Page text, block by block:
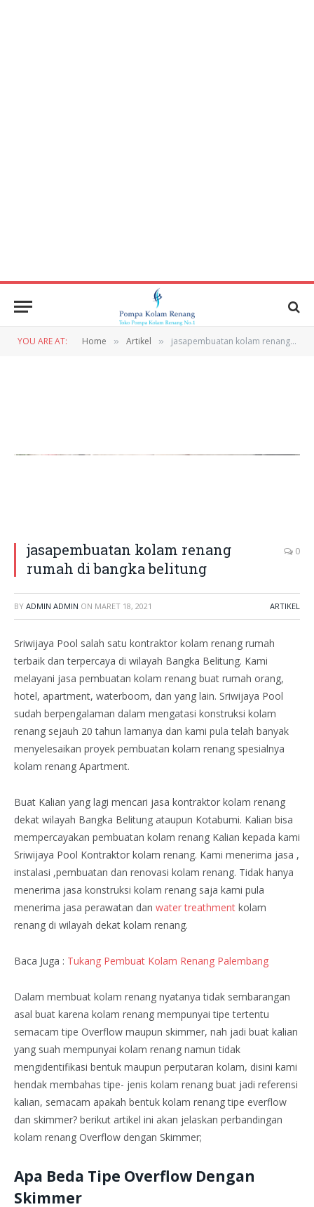
YOU ARE AT: Home » Artikel » jasapembuatan kolam renang rumah di bangka belitung
jasapembuatan kolam renang
rumah di bangka belitung
0
BY ADMIN ADMIN ON MARET 18, 2021 ARTIKEL
Sriwijaya Pool salah satu kontraktor kolam renang rumah
terbaik dan terpercaya di wilayah Bangka Belitung. Kami
melayani jasa pembuatan kolam renang buat rumah orang,
hotel, apartment, waterboom, dan yang lain. Sriwijaya Pool
sudah berpengalaman dalam mengatasi konstruksi kolam
renang sejauh 20 tahun lamanya dan kami pula telah banyak
menyelesaikan proyek pembuatan kolam renang spesialnya
kolam renang Apartment.
Buat Kalian yang lagi mencari jasa kontraktor kolam renang
dekat wilayah Bangka Belitung ataupun Kotabumi. Kalian bisa
mempercayakan pembuatan kolam renang Kalian kepada kami
Sriwijaya Pool Kontraktor kolam renang. Kami menerima jasa ,
instalasi ,pembuatan dan renovasi kolam renang. Tidak hanya
menerima jasa konstruksi kolam renang saja kami pula
menerima jasa perawatan dan water treathment kolam
renang di wilayah dekat kolam renang.
Baca Juga : Tukang Pembuat Kolam Renang Palembang
Dalam membuat kolam renang nyatanya tidak sembarangan
asal buat karena kolam renang mempunyai tipe tertentu
semacam tipe Overflow maupun skimmer, nah jadi buat kalian
yang suah mempunyai kolam renang namun tidak
mengidentifikasi bentuk maupun perputaran kolam, disini kami
hendak membahas tipe- jenis kolam renang buat jadi referensi
kalian, semacam apakah bentuk kolam renang tipe everflow
dan skimmer? berikut artikel ini akan jelaskan perbandingan
kolam renang Overflow dengan Skimmer;
Apa Beda Tipe Overflow Dengan
Skimmer